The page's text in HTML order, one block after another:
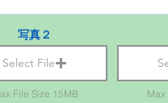
写真２
Select File
File Size 15MB Max